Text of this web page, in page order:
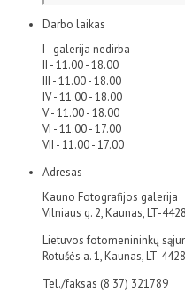
Darbo laikas
I - galerija nedirba
II - 11.00 - 18.00
III - 11.00 - 18.00
IV - 11.00 - 18.00
V - 11.00 - 18.00
VI - 11.00 - 17.00
VII - 11.00 - 17.00
Adresas
Kauno Fotografijos galerija
Vilniaus g. 2, Kaunas, LT-
Lietuvos fotomenininkų
Rotušės a. 1, Kaunas, LT-
Tel./faksas (8 37) 321789